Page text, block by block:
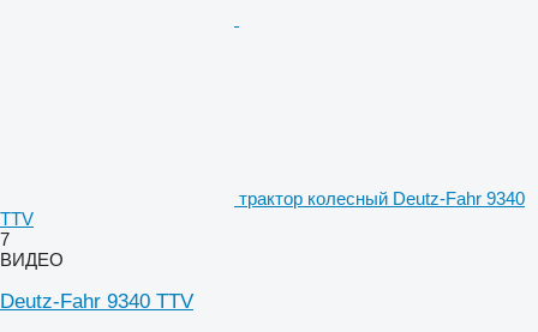
трактор колесный Deutz-Fahr 9340
TTV
7
ВИДЕО
Deutz-Fahr 9340 TTV